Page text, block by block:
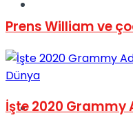
Podcast
Prens William ve
Dünya
İşte 2020 Grammy